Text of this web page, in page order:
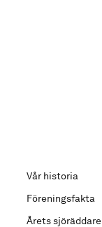
Vår historia
Föreningsfakta
Årets sjöräddare